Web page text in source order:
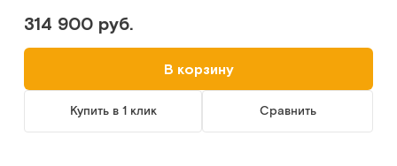
314 900 руб.
В корзину
Купить в 1 клик Сравнить